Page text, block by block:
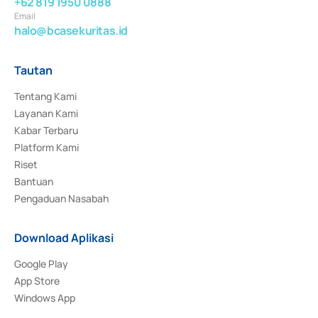
Email
halo@bcasekuritas.id
Tautan
Tentang Kami
Layanan Kami
Kabar Terbaru
Platform Kami
Riset
Bantuan
Pengaduan Nasabah
Download Aplikasi
Google Play
App Store
Windows App